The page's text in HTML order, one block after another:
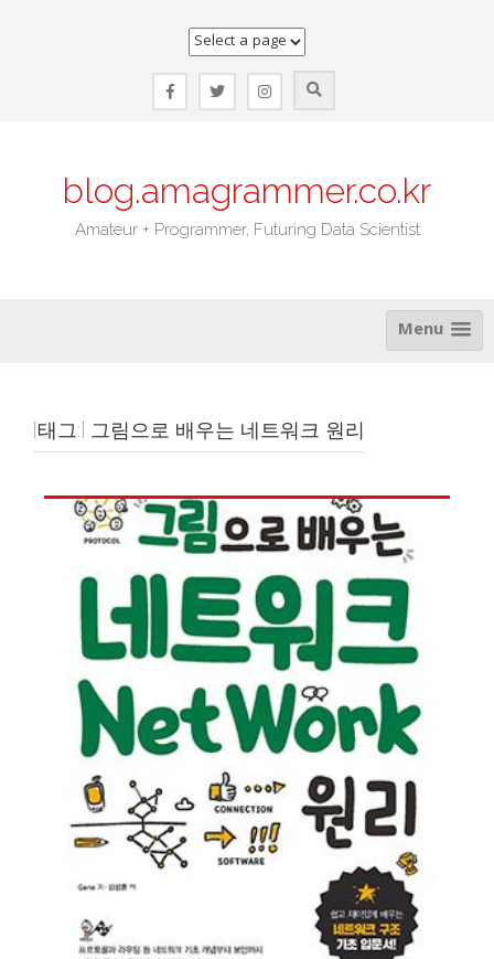
blog.amagrammer.co.kr
Amateur + Programmer, Futuring Data Scientist
Menu
[태그:] 그림으로 배우는 네트워크 원리